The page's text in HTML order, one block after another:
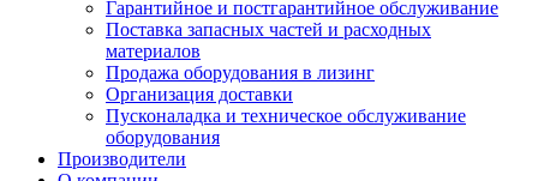
Гарантийное и постгарантийное обслуживание
Поставка запасных частей и расходных
материалов
Продажа оборудования в лизинг
Организация доставки
Пусконаладка и техническое обслуживание
оборудования
Производители